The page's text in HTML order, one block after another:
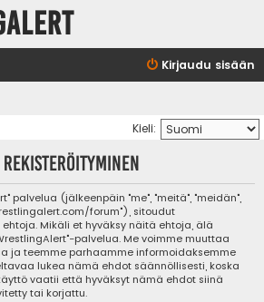
Kirjaudu sisään
Kieli:
palvelua (jälkeenpäin "me", "meitä", "meidän",
forum"), sitoudut
Mikäli et hyväksy näitä ehtoja, älä
palvelua. Me voimme muuttaa
ja teemme parhaamme informoidaksemme
lukea nämä ehdot säännöllisesti, koska
vaatii että hyväksyt nämä ehdot siinä
tai korjattu.